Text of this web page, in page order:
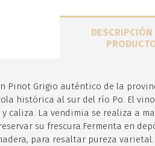
DESCRIPCIÓN
Pinot Grigio auténtico de la
histórica al sur del río Po. El
caliza. La vendimia se realiza a
su frescura.Fermenta en
para resaltar pureza